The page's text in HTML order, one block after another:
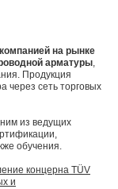
на рынке
арматуры,
Продукция
через сеть торговых
из ведущих
обучения.
концерна TÜV
и